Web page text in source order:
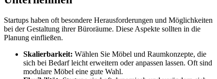
Startups haben oft besondere Herausforderungen und Möglichkeiten
bei der Gestaltung ihrer Büroräume. Diese Aspekte sollten in die
Planung einfließen.
Skalierbarkeit: Wählen Sie Möbel und Raumkonzepte, die
sich bei Bedarf leicht erweitern oder anpassen lassen. Oft sind
modulare Möbel eine gute Wahl.